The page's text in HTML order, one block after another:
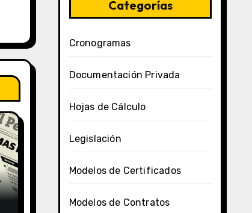
Categorías
Cronogramas
Documentación Privada
Hojas de Cálculo
Legislación
Modelos de Certificados
Modelos de Contratos